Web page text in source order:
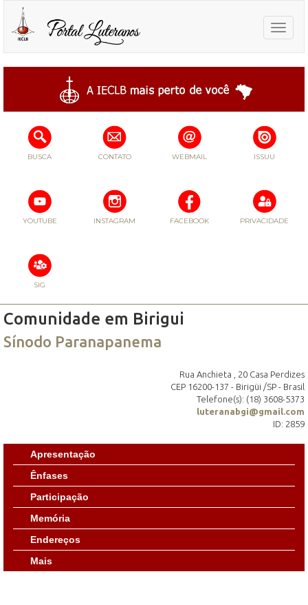
Toggle
BUSCA CONTATO WEBMAIL ISSUU
YOUTUBE INSTAGRAM FACEBOOK PRIVACIDADE
SIG
Comunidade em Birigui
Sínodo Paranapanema
Rua Anchieta , 20 Casa Perdizes
CEP 16200-137 - Birigüi /SP - Brasil
Telefone(s): (18) 3608-5373
luteranabgi@gmail.com
ID: 2859
Apresentação
Ênfases
Participação
Memória
Endereços
Mais